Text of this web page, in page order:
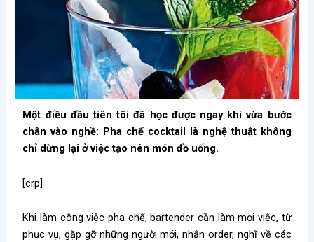
Một điều đầu tiên tôi đã học được ngay khi vừa bước
chân vào nghề: Pha chế cocktail là nghệ thuật không
chỉ dừng lại ở việc tạo nên món đồ uống.
[crp]
Khi làm công việc pha chế, bartender cần làm mọi việc, từ
phục vụ, gặp gỡ những người mới, nhận order, nghĩ về các